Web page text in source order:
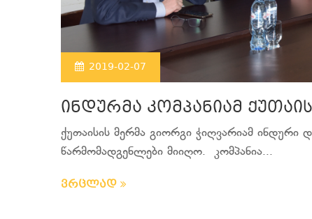
2019-02-07
ინდურმა კომპანიამ
ქუთაისის მერმა გიორგი ჭიღვარიამ ინდური
წარმომადგენლები მიიღო. კომპანია...
ვრცლად